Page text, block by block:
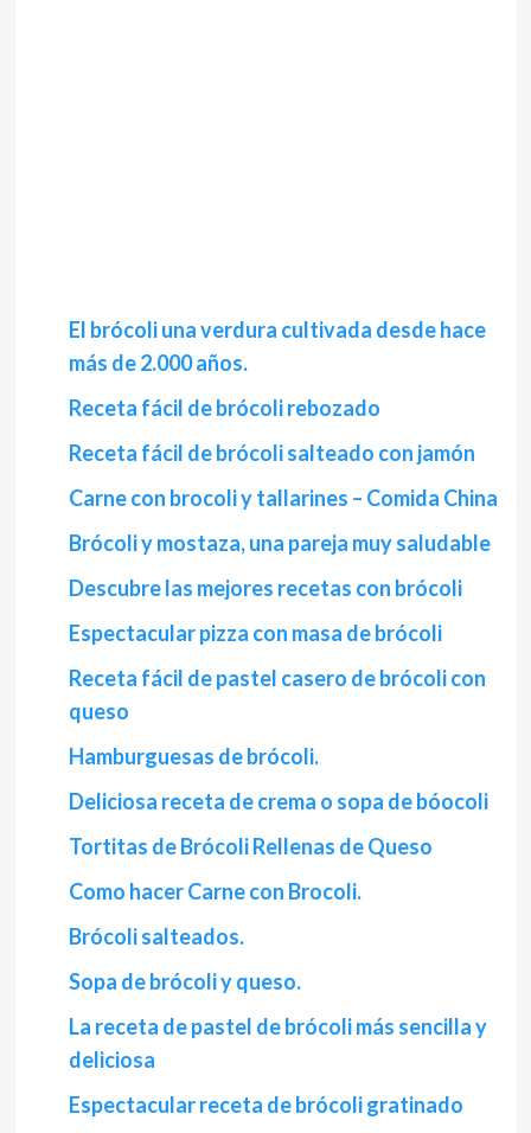
El brócoli una verdura cultivada desde hace
más de 2.000 años.
Receta fácil de brócoli rebozado
Receta fácil de brócoli salteado con jamón
Carne con brocoli y tallarines – Comida China
Brócoli y mostaza, una pareja muy saludable
Descubre las mejores recetas con brócoli
Espectacular pizza con masa de brócoli
Receta fácil de pastel casero de brócoli con
queso
Hamburguesas de brócoli.
Deliciosa receta de crema o sopa de bóocoli
Tortitas de Brócoli Rellenas de Queso
Como hacer Carne con Brocoli.
Brócoli salteados.
Sopa de brócoli y queso.
La receta de pastel de brócoli más sencilla y
deliciosa
Espectacular receta de brócoli gratinado